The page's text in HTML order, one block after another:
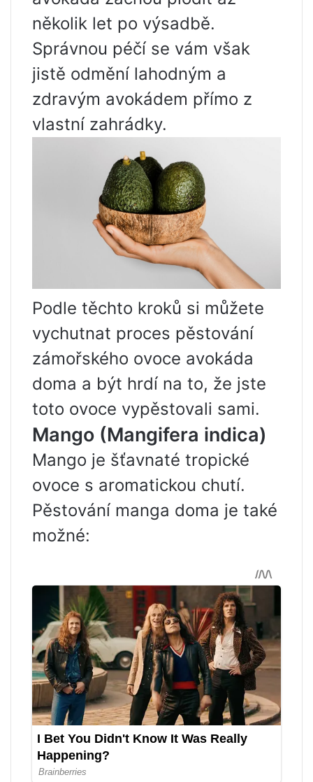
několik let po výsadbě.
Správnou péčí se vám však
jistě odmění lahodným a
zdravým avokádem přímo z
vlastní zahrádky.
Podle těchto kroků si můžete
vychutnat proces pěstování
zámořského ovoce avokáda
doma a být hrdí na to, že jste
toto ovoce vypěstovali sami.
Mango (Mangifera indica)
Mango je šťavnaté tropické
ovoce s aromatickou chutí.
Pěstování manga doma je také
možné: